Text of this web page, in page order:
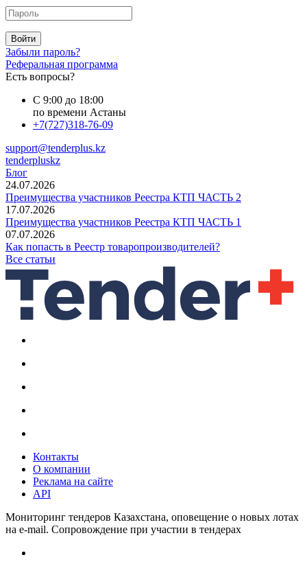
Войти
Забыли пароль?
Реферальная программа
Есть вопросы?
С 9:00 до 18:00
по времени Астаны
+7(727)318-76-09
support@tenderplus.kz
tenderpluskz
Блог
24.07.2026
Преимущества участников Реестра КТП ЧАСТЬ 2
17.07.2026
Преимущества участников Реестра КТП ЧАСТЬ 1
07.07.2026
Как попасть в Реестр товаропроизводителей?
Все статьи
Контакты
О компании
Реклама на сайте
API
Мониторинг тендеров Казахстана, оповещение о новых лотах
на e-mail. Сопровождение при участии в тендерах